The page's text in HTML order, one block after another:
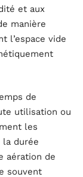
et aux
manière
l’espace vide
de
utilisation ou
les
durée
aération de
souvent